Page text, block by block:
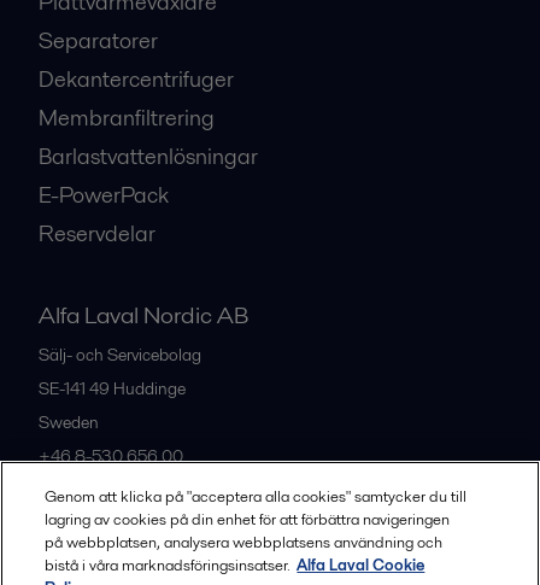
Separatorer
Dekantercentrifuger
Membranfiltrering
Barlastvattenlösningar
E-PowerPack
Reservdelar
Alfa Laval Nordic AB
Sälj- och Servicebolag
SE-141 49 Huddinge
Sweden
+46 8-530 656 00
Alla kontor och partners
Genom att klicka på "acceptera alla cookies" samtycker du till
lagring av cookies på din enhet för att förbättra navigeringen
på webbplatsen, analysera webbplatsens användning och
bistå i våra marknadsföringsinsatser. Alfa Laval Cookie